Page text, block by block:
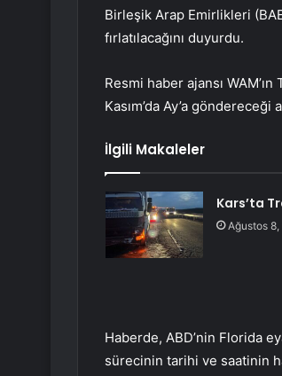
Birleşik Arap Emirlikleri
fırlatılacağını duyurdu.
Resmi haber ajansı
Kasım’da Ay’a göndereceği
İlgili Makaleler
Kars’ta
Ağustos
Haberde, ABD’nin Florida
sürecinin tarihi ve saatinin